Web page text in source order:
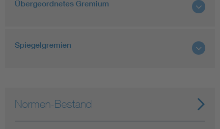
Übergeordnetes Gremium
Spiegelgremien
Normen-Bestand